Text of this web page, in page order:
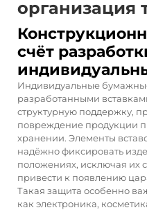
организация
счёт
Индивидуальные
разработанными
структурную поддержку,
повреждение продукции
хранении. Элементы
надёжно фиксировать
положениях, исключая их
привести к появлению
Такая защита особенно
как электроника,